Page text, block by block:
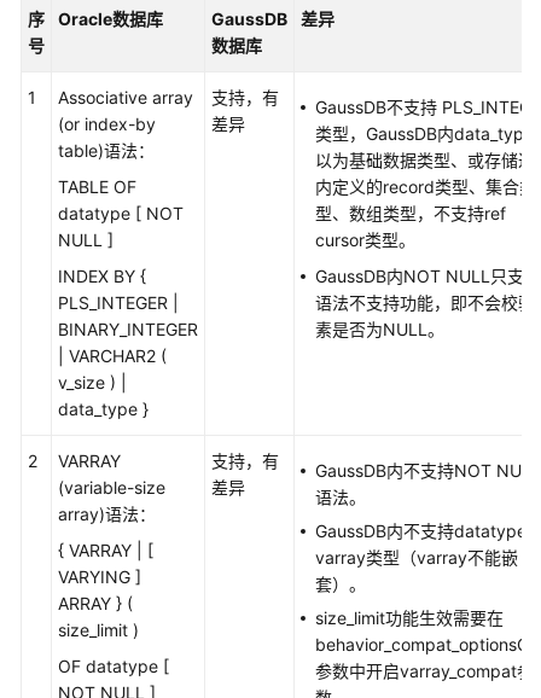
对
迁
移
SQL
语
句
转
换
换
配
置
管
理
SQL
序
号
Oracle数据库
GaussDB
数据库
差异
1
Associative array
(or index-by
table)语法：
TABLE OF
datatype [ NOT
NULL ]
INDEX BY {
PLS_INTEGER |
BINARY_INTEGER
| VARCHAR2 (
v_size ) |
data_type }
支持，有
差异
GaussDB不支持
类型，GaussDB内data_type
以为基础数据类型、或存储过
内定义的record类型、集合类
型、数组类型，不支持ref
cursor类型。
GaussDB内NOT NULL只支持
语法不支持功能，即不会校验
素是否为NULL。
2
VARRAY
(variable-size
array)语法：
{ VARRAY | [
VARYING ]
ARRAY } (
size_limit )
OF datatype [
NOT NULL ]
支持，有
差异
GaussDB内不支持NOT NULL
语法。
GaussDB内不支持datatype
varray类型（varray不能嵌
套）。
size_limit功能生效需要在
参数中开启varray_compat参